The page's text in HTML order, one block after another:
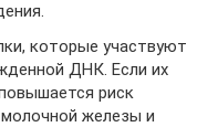
которые участвуют
ДНК. Если их
риск
молочной железы и